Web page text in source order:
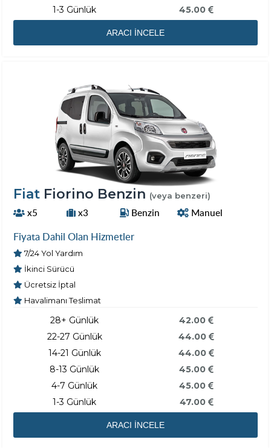
1-3 Günlük
45.00
ARACI İNCELE
Fiat Fiorino Benzin (veya benzeri)
x5 x3 Benzin Manuel
Fiyata Dahil Olan Hizmetler
7/24 Yol Yardım
İkinci Sürücü
Ücretsiz İptal
Havalimanı Teslimat
28+ Günlük
22-27 Günlük
14-21 Günlük
8-13 Günlük
4-7 Günlük
1-3 Günlük
42.00
44.00
44.00
45.00
45.00
47.00
ARACI İNCELE